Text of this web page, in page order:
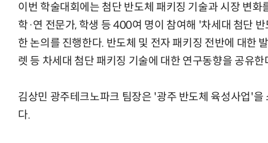
이번 학술대회에는 첨단 반도체 패키징 기술과 시장 변
학·연 전문가, 학생 등 400여 명이 참여해 '차세대 첨단
한 논의를 진행한다. 반도체 및 전자 패키징 전반에 대한
렛 등 차세대 첨단 패키징 기술에 대한 연구동향을 공유한
김상민 광주테크노파크 팀장은 '광주 반도체 육성사업'
다.